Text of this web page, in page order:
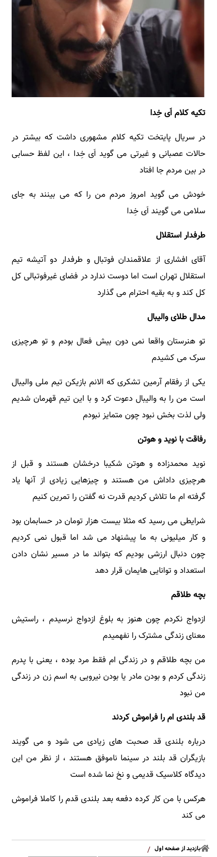
تکیه کلام اَی خِدا
در سریال پایتخت تکیه کلام مشهوری داشت که بیشتر در
حالات عصبانی و غیرتی می گوید اَی خِدا ، این لفظ حسابی
در بین مردم جا افتاد
خودش می گوید امروز مردم من را که می بینند به جای
سلامی می گویند اَی خِدا
طرفدار استقلال
آقای افشاری از علاقمندان فوتبال و طرفدار دو آتیشه تیم
استقلال تهران است اما دوست ندارد در فضای غیرفوتبالی کل
کل کند و به بقیه احترام می گذارد
مدال طلای والیبال
تو هنرستان واقعا نمی دون بیش فعال بودم و تو هرچیزی
سرک می کشیدم
یکی از رفقام آرمین تشکری که الانم بازیکن تیم ملی والیبال
است من را به والیبال دعوت کرد و با این تیم قهرمان شدیم
ولی لذت بخش نبود چون متمایز نبودم
رفاقت با نوید و هوتن
نوید محمدزاده و هوتن شکیبا درخشان هستند و قبل از
هرچیزی داداش من هستند و چیزهایی زیادی از آنها یاد
گرفته ام ما تلاش کردیم قدرت نه گفتن را تمرین کنیم
شرایطی می رسید که مثلا بیست هزار تومان در حسابمان بود
و کار میلیونی به ما پیشنهاد می شد اما قبول نمی کردیم
چون دنبال ارزشی بودیم که بتواند ما در مسیر نشان دادن
استعداد و توانایی هایمان قرار دهد
بچه طلاقم
ازدواج نکردم چون هنوز به بلوغ ازدواج نرسیدم ، راستیش
معنای زندگی مشترک را نفهمیدم
من بچه طلاقم و در زندگی ام فقط مرد بوده ، یعنی با پدرم
زندگی کردم و بودن مادر یا بودن نیرویی به اسم زن در زندگی
من نبود
قد بلندی ام را فراموش کردند
درباره بلندی قد صحبت های زیادی می شود و می گویند
بازیگران قد بلند در سینما ناموفق هستند ، از نظر من این
دیدگاه کلاسیک قدیمی و نخ نما شده است
هرکس با من کار کرده دفعه بعد بلندی قدم را کاملا فراموش
می کند
بازدید از صفحه اول /